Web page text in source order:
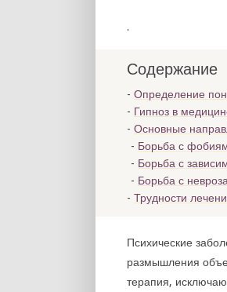
.
Содержание
Определение
Гипноз в
Основные
Борьба с
Борьба с
Борьба с
Трудности
Психические
размышления
терапия,